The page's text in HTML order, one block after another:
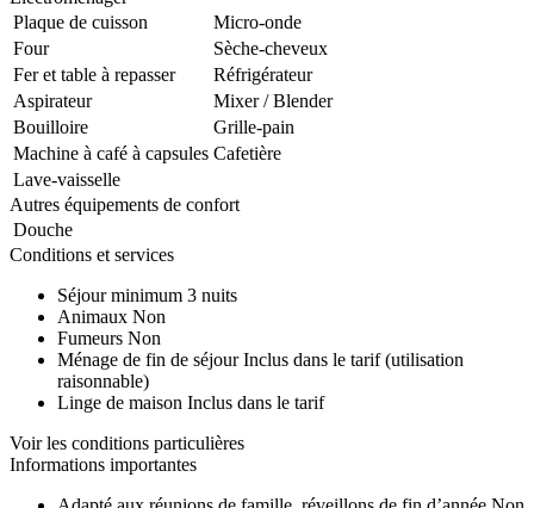
Plaque de cuisson
Micro-onde
Four
Sèche-cheveux
Fer et table à repasser
Réfrigérateur
Aspirateur
Mixer / Blender
Bouilloire
Grille-pain
Machine à café à capsules Cafetière
Lave-vaisselle
Autres équipements de confort
Douche
Conditions et services
Séjour minimum 3 nuits
Animaux Non
Fumeurs Non
Ménage de fin de séjour Inclus dans le tarif (utilisation
raisonnable)
Linge de maison Inclus dans le tarif
Voir les conditions particulières
Informations importantes